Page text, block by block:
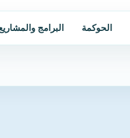
الحوكمة البرامج